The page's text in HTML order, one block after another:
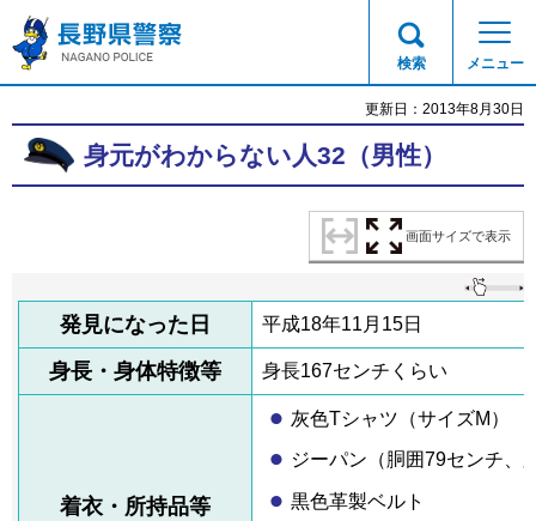
長野県警察
検索 メニュー
更新日：2013年8月30日
身元がわからない人32（男性）
画面サイズで表示
発見になった日 平成18年11月15日
身長・身体特徴等 身長167センチくらい
着衣・所持品等
灰色Tシャツ（サイズM）
ジーパン（胴囲79センチ、
黒色革製ベルト